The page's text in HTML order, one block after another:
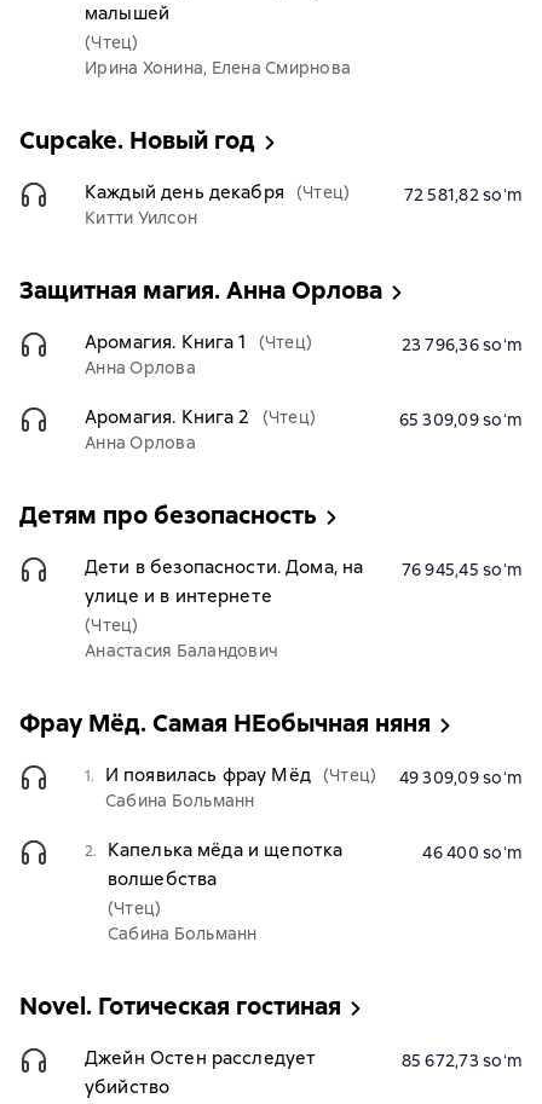
малышей
(Чтец)
Ирина Хонина, Елена Смирнова
Cupcake. Новый год
Каждый день декабря
(Чтец)
Китти Уилсон
72 581,82 soʻm
Защитная магия. Анна Орлова
Аромагия. Книга 1
(Чтец)
Анна Орлова
23 796,36 soʻm
Аромагия. Книга 2
(Чтец)
Анна Орлова
65 309,09 soʻm
Детям про безопасность
Дети в безопасности. Дома, на
улице и в интернете
(Чтец)
Анастасия Баландович
76 945,45 soʻm
Фрау Мёд. Самая НЕобычная няня
1. И появилась фрау Мёд (Чтец)
Сабина Больманн
49 309,09 soʻm
2.
Капелька мёда и щепотка
волшебства
(Чтец)
Сабина Больманн
46 400 soʻm
Novel. Готическая гостиная
Джейн Остен расследует
убийство
85 672,73 soʻm